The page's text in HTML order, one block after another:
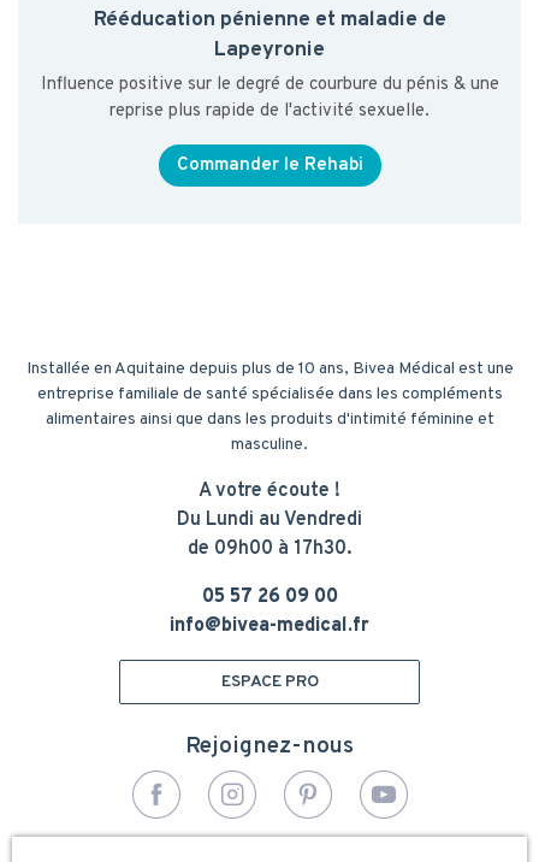
Rééducation pénienne et maladie de
Lapeyronie
Influence positive sur le degré de courbure du pénis & une
reprise plus rapide de l'activité sexuelle.
Commander le Rehabi
Installée en Aquitaine depuis plus de 10 ans, Bivea Médical est une
entreprise familiale de santé spécialisée dans les compléments
alimentaires ainsi que dans les produits d'intimité féminine et
masculine.
A votre écoute !
Du Lundi au Vendredi
de 09h00 à 17h30.
05 57 26 09 00
info@bivea-medical.fr
ESPACE PRO
Rejoignez-nous